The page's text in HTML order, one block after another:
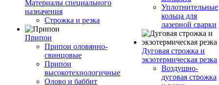
Материалы специального
назначения
Строжка и резка
Припои
Припои оловянно-
свинцовые
Припои
высокотехнологичные
Олово и баббит
Уплотнительные
кольца для
лазерной сварки
Дуговая строжка и
экзотермическая резка
Воздушно-
дуговая строжка